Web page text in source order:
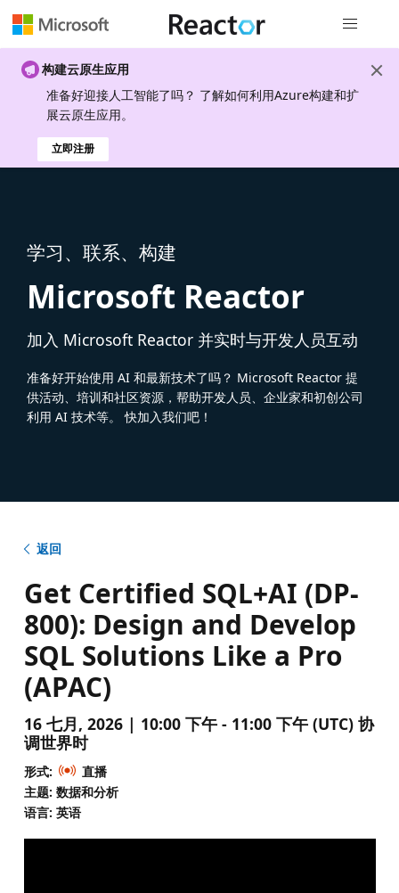
构建云原生应用
准备好迎接人工智能了吗？ 了解如何利用Azure构建和扩
展云原生应用。
立即注册
学习、联系、构建
Microsoft Reactor
加入 Microsoft Reactor 并实时与开发人员互动
准备好开始使用 AI 和最新技术了吗？ Microsoft Reactor 提
供活动、培训和社区资源，帮助开发人员、企业家和初创公司
利用 AI 技术等。 快加入我们吧！
返回
Get Certified SQL+AI (DP-
800): Design and Develop
SQL Solutions Like a Pro
(APAC)
16 七月, 2026 | 10:00 下午 - 11:00 下午 (UTC) 协
调世界时
形式:
直播
主题: 数据和分析
语言: 英语